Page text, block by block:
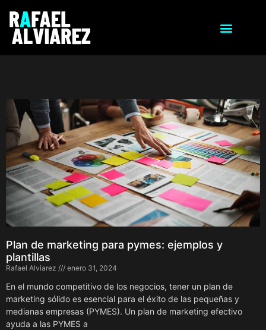
Plan de marketing para pymes: ejemplos y
plantillas
Rafael Alviarez enero 31, 2024
En el mundo competitivo de los negocios, tener un plan de
marketing sólido es esencial para el éxito de las pequeñas y
medianas empresas (PYMES). Un plan de marketing efectivo
ayuda a las PYMES a